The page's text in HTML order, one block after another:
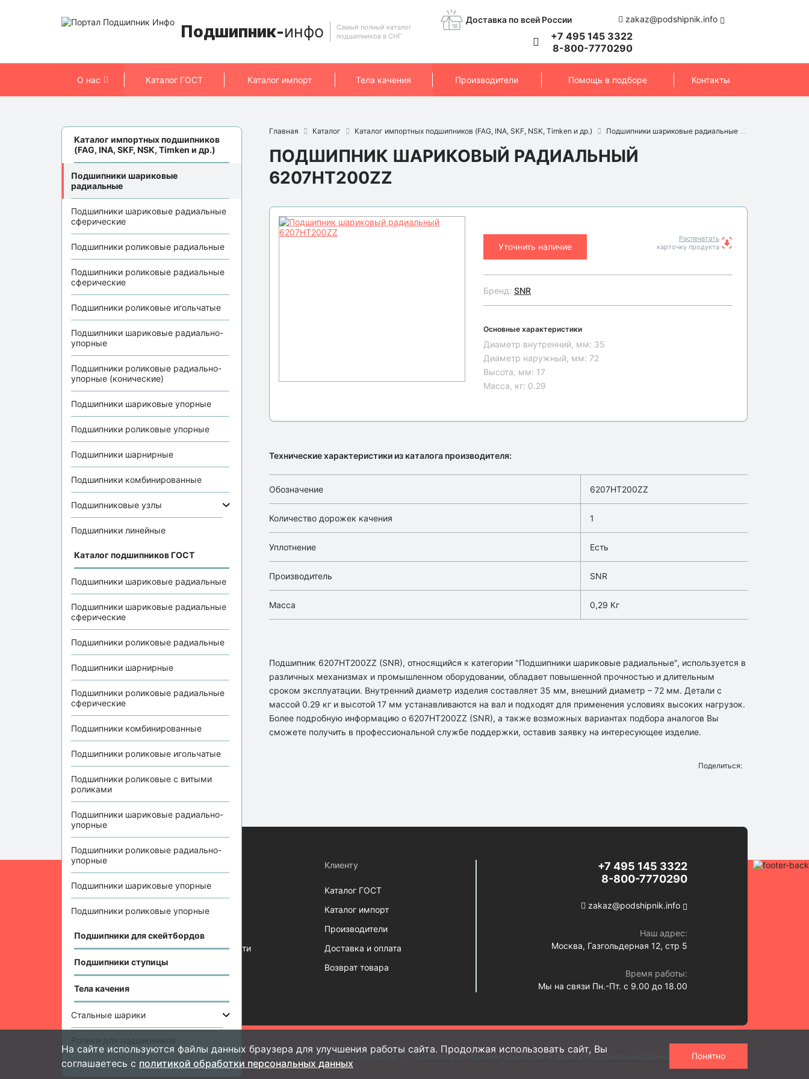
Подшипник-инфо
Самый полный каталог
подшипников в СНГ
Доставка по всей России zakaz@podshipnik.info
+7 495 145 3322
8-800-7770290
О нас Каталог ГОСТ Каталог импорт Тела качения Производители Помощь в подборе Контакты
Каталог импортных подшипников
(FAG, INA, SKF, NSK, Timken и др.)
Подшипники шариковые
радиальные
Подшипники шариковые радиальные
сферические
Подшипники роликовые радиальные
Подшипники роликовые радиальные
сферические
Подшипники роликовые игольчатые
Подшипники шариковые радиально-
упорные
Подшипники роликовые радиально-
упорные (конические)
Подшипники шариковые упорные
Подшипники роликовые упорные
Подшипники шарнирные
Подшипники комбинированные
Подшипниковые узлы
Подшипники линейные
Каталог подшипников ГОСТ
Подшипники шариковые радиальные
Подшипники шариковые радиальные
сферические
Подшипники роликовые радиальные
Подшипники шарнирные
Подшипники роликовые радиальные
сферические
Подшипники комбинированные
Подшипники роликовые игольчатые
Подшипники роликовые с витыми
роликами
Подшипники шариковые радиально-
упорные
Подшипники роликовые радиально-
упорные
Подшипники шариковые упорные
Подшипники роликовые упорные
Подшипники для скейтбордов
Подшипники ступицы
Тела качения
Стальные шарики
Главная Каталог Каталог импортных подшипников (FAG, INA, SKF, NSK, Timken и др.) Подшипники шариковые радиальные
ПОДШИПНИК ШАРИКОВЫЙ РАДИАЛЬНЫЙ
6207HT200ZZ
Уточнить наличие
Распечатать
карточку продукта
Бренд: SNR
Основные характеристики
Диаметр внутренний, мм: 35
Диаметр наружный, мм: 72
Высота, мм: 17
Масса, кг: 0.29
Технические характеристики из каталога производителя:
Обозначение 6207HT200ZZ
Количество дорожек качения 1
Уплотнение Есть
Производитель SNR
Масса 0,29 Кг
Подшипник 6207HT200ZZ (SNR), относящийся к категории "Подшипники шариковые радиальные", используется в
различных механизмах и промышленном оборудовании, обладает повышенной прочностью и длительным
сроком эксплуатации. Внутренний диаметр изделия составляет 35 мм, внешний диаметр – 72 мм. Детали с
массой 0.29 кг и высотой 17 мм устанавливаются на вал и подходят для применения условиях высоких нагрузок.
Более подробную информацию о 6207HT200ZZ (SNR), а также возможных вариантах подбора аналогов Вы
сможете получить в профессиональной службе поддержки, оставив заявку на интересующее изделие.
Поделиться:
Отзывы
Статьи
Политика конфиденциальности
Клиенту
Каталог ГОСТ
Каталог импорт
Производители
Доставка и оплата
Возврат товара
+7 495 145 3322
8-800-7770290
zakaz@podshipnik.info
Наш адрес:
Москва, Газгольдерная 12, стр 5
Время работы:
Мы на связи Пн.-Пт. с 9.00 до 18.00
Подшипник- инфо © 2020-2026 Все права защищены Политика в отношении обработки и защиты персональных данных
На сайте используются файлы данных браузера для улучшения работы сайта. Продолжая использовать сайт, Вы
соглашаетесь с политикой обработки персональных данных
Понятно